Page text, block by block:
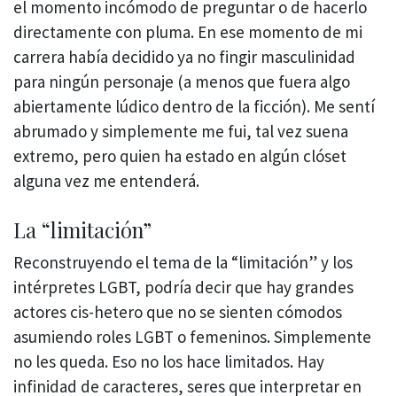
el momento incómodo de preguntar o de hacerlo
directamente con pluma. En ese momento de mi
carrera había decidido ya no fingir masculinidad
para ningún personaje (a menos que fuera algo
abiertamente lúdico dentro de la ficción). Me sentí
abrumado y simplemente me fui, tal vez suena
extremo, pero quien ha estado en algún clóset
alguna vez me entenderá.
La “limitación”
Reconstruyendo el tema de la “limitación” y los
intérpretes LGBT, podría decir que hay grandes
actores cis-hetero que no se sienten cómodos
asumiendo roles LGBT o femeninos. Simplemente
no les queda. Eso no los hace limitados. Hay
infinidad de caracteres, seres que interpretar en